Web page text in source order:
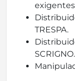
TRESPA.
SCRIGNO.